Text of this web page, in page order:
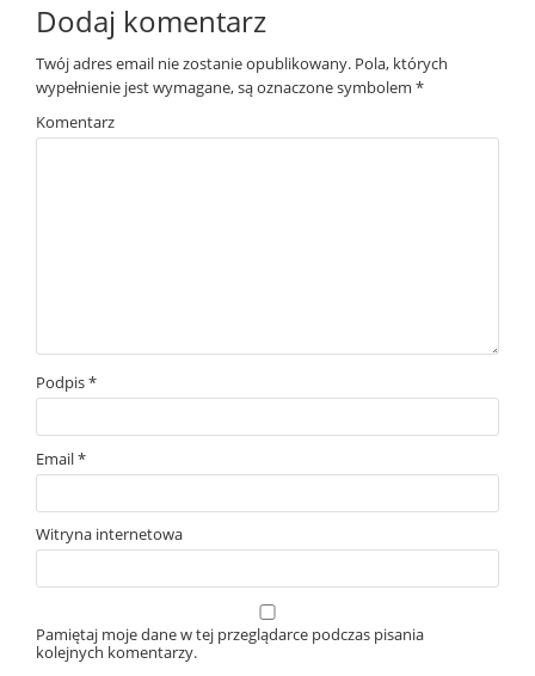
Dodaj komentarz
Twój adres email nie zostanie opublikowany. Pola, których
wypełnienie jest wymagane, są oznaczone symbolem *
Komentarz
Podpis*
Email*
Witryna internetowa
Pamiętaj moje dane w tej przeglądarce podczas pisania
kolejnych komentarzy.